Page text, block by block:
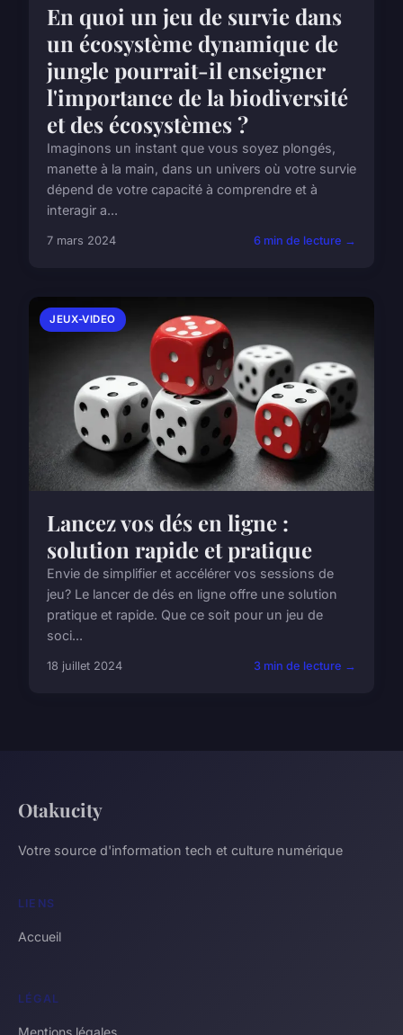
En quoi un jeu de survie dans
un écosystème dynamique de
jungle pourrait-il enseigner
l'importance de la biodiversité
et des écosystèmes ?
Imaginons un instant que vous soyez plongés,
manette à la main, dans un univers où votre survie
dépend de votre capacité à comprendre et à
interagir a...
7 mars 2024 6 min de lecture →
JEUX-VIDEO
Lancez vos dés en ligne :
solution rapide et pratique
Envie de simplifier et accélérer vos sessions de
jeu? Le lancer de dés en ligne offre une solution
pratique et rapide. Que ce soit pour un jeu de
soci...
18 juillet 2024 3 min de lecture →
Otakucity
Votre source d'information tech et culture numérique
LIENS
Accueil
LÉGAL